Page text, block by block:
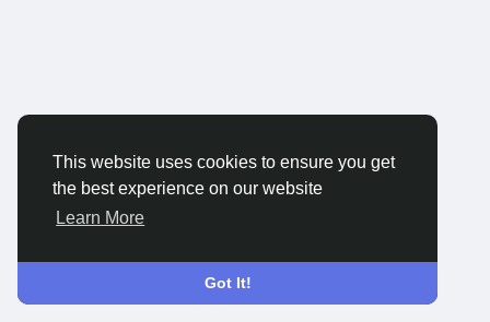
This website uses cookies to ensure you get
the best experience on our website
Learn More
Got It!